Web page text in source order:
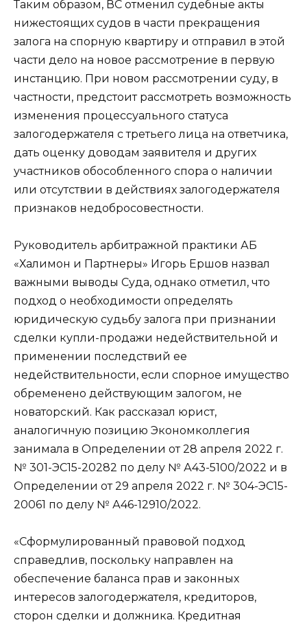
Таким образом, ВС отменил судебные акты
нижестоящих судов в части прекращения
залога на спорную квартиру и отправил в этой
части дело на новое рассмотрение в первую
инстанцию. При новом рассмотрении суду, в
частности, предстоит рассмотреть возможность
изменения процессуального статуса
залогодержателя с третьего лица на ответчика,
дать оценку доводам заявителя и других
участников обособленного спора о наличии
или отсутствии в действиях залогодержателя
признаков недобросовестности.
Руководитель арбитражной практики АБ
«Халимон и Партнеры» Игорь Ершов назвал
важными выводы Суда, однако отметил, что
подход о необходимости определять
юридическую судьбу залога при признании
сделки купли-продажи недействительной и
применении последствий ее
недействительности, если спорное имущество
обременено действующим залогом, не
новаторский. Как рассказал юрист,
аналогичную позицию Экономколлегия
занимала в Определении от 28 апреля 2022 г.
№ 301-ЭС15-20282 по делу № А43-5100/2022 и в
Определении от 29 апреля 2022 г. № 304-ЭС15-
20061 по делу № А46-12910/2022.
«Сформулированный правовой подход
справедлив, поскольку направлен на
обеспечение баланса прав и законных
интересов залогодержателя, кредиторов,
сторон сделки и должника. Кредитная